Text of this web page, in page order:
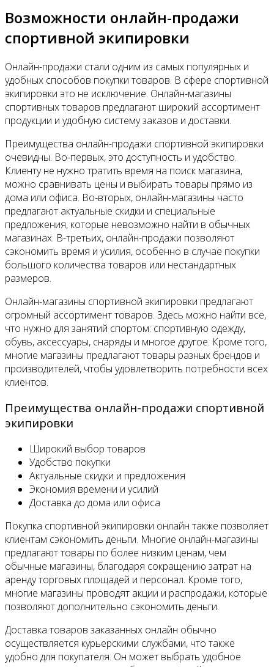
Возможности онлайн-продажи
спортивной экипировки
Онлайн-продажи стали одним из самых популярных и
удобных способов покупки товаров. В сфере спортивной
экипировки это не исключение. Онлайн-магазины
спортивных товаров предлагают широкий ассортимент
продукции и удобную систему заказов и доставки.
Преимущества онлайн-продажи спортивной экипировки
очевидны. Во-первых, это доступность и удобство.
Клиенту не нужно тратить время на поиск магазина,
можно сравнивать цены и выбирать товары прямо из
дома или офиса. Во-вторых, онлайн-магазины часто
предлагают актуальные скидки и специальные
предложения, которые невозможно найти в обычных
магазинах. В-третьих, онлайн-продажи позволяют
сэкономить время и усилия, особенно в случае покупки
большого количества товаров или нестандартных
размеров.
Онлайн-магазины спортивной экипировки предлагают
огромный ассортимент товаров. Здесь можно найти все,
что нужно для занятий спортом: спортивную одежду,
обувь, аксессуары, снаряды и многое другое. Кроме того,
многие магазины предлагают товары разных брендов и
производителей, чтобы удовлетворить потребности всех
клиентов.
Преимущества онлайн-продажи спортивной
экипировки
Широкий выбор товаров
Удобство покупки
Актуальные скидки и предложения
Экономия времени и усилий
Доставка до дома или офиса
Покупка спортивной экипировки онлайн также позволяет
клиентам сэкономить деньги. Многие онлайн-магазины
предлагают товары по более низким ценам, чем
обычные магазины, благодаря сокращению затрат на
аренду торговых площадей и персонал. Кроме того,
многие магазины проводят акции и распродажи, которые
позволяют дополнительно сэкономить деньги.
Доставка товаров заказанных онлайн обычно
осуществляется курьерскими службами, что также
удобно для покупателя. Он может выбрать удобное